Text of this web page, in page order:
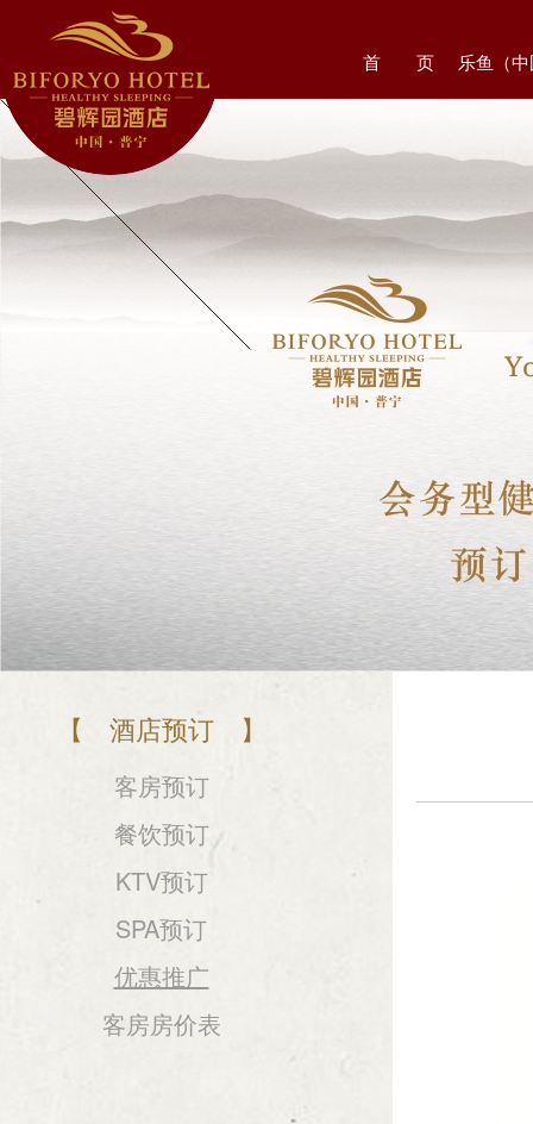
首 页 乐鱼（
【 酒店预订 】
客房预订
餐饮预订
KTV预订
SPA预订
优惠推广
客房房价表